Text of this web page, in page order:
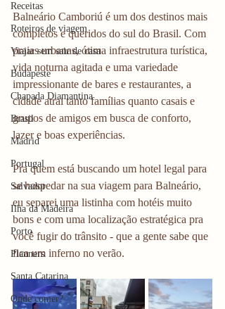
Receitas
Roteiros de viagem
Viajar sem sair de casa
Budapeste
Chapada Diamantina
Brasil
Madrid
Portugal
Salvador
Ilha da Madeira
Porto
Planners
Santa Catarina
Onde comer?
Balneário Camboriú é um dos destinos mais
completos e queridos do sul do Brasil. Com
praias urbanas, ótima infraestrutura turística,
vida noturna agitada e uma variedade
impressionante de bares e restaurantes, a
cidade atrai tanto famílias quanto casais e
grupos de amigos em busca de conforto,
lazer e boas experiências.
Pra quem está buscando um hotel legal para
se hospedar na sua viagem para Balneário,
eu separei uma listinha com hotéis muito
bons e com uma localização estratégica pra
você fugir do trânsito - que a gente sabe que
fica um inferno no verão.